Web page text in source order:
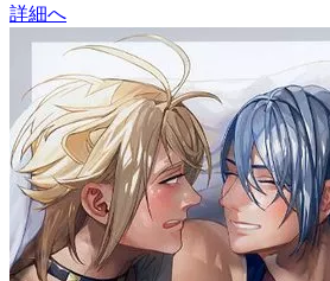
詳細へ